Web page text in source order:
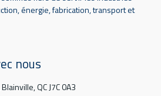
énergie, fabrication, transport et
nous
QC J7C 0A3